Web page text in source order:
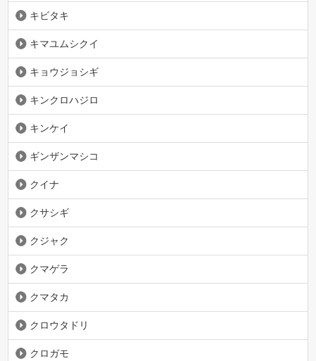
キビタキ
キマユムシクイ
キョウジョシギ
キンクロハジロ
キンケイ
ギンザンマシコ
クイナ
クサシギ
クジャク
クマゲラ
クマタカ
クロウタドリ
クロガモ